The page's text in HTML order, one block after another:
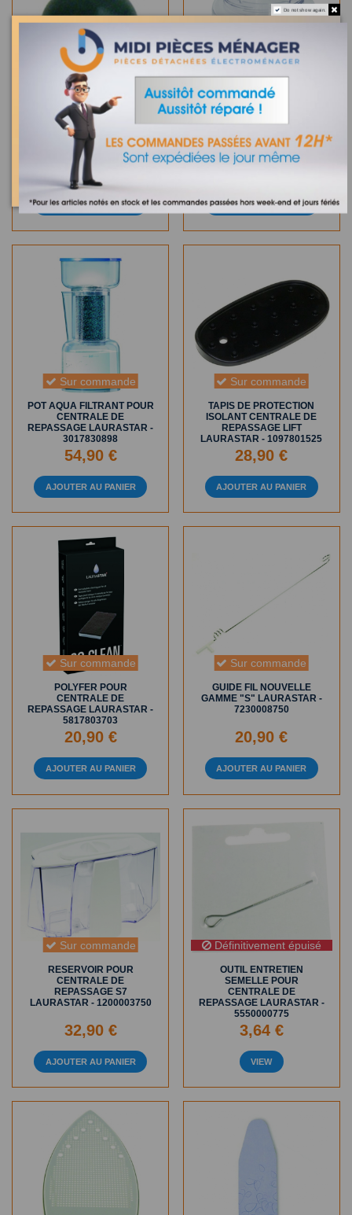
Sur commande
TETON CAOUTCHOUC
POUR CENTRALE DE
REPASSAGE LAURASTAR -
1400001735
0,36 €
AJOUTER AU PANIER
Sur commande
RESERVOIR INFERIEUR
CENTRALE LAURASTAR
STEAMUP - 1810030740
AJOUTER AU PANIER
Sur commande
POT AQUA FILTRANT POUR
CENTRALE DE
REPASSAGE LAURASTAR -
3017830898
54,90 €
AJOUTER AU PANIER
Sur commande
TAPIS DE PROTECTION
ISOLANT CENTRALE DE
REPASSAGE LIFT
LAURASTAR - 1097801525
28,90 €
AJOUTER AU PANIER
Sur commande
POLYFER POUR
CENTRALE DE
REPASSAGE LAURASTAR -
5817803703
20,90 €
AJOUTER AU PANIER
Sur commande
GUIDE FIL NOUVELLE
GAMME "S" LAURASTAR -
7230008750
20,90 €
AJOUTER AU PANIER
Sur commande
RESERVOIR POUR
CENTRALE DE
REPASSAGE S7
LAURASTAR - 1200003750
32,90 €
AJOUTER AU PANIER
Définitivement épuisé
OUTIL ENTRETIEN
SEMELLE POUR
CENTRALE DE
REPASSAGE LAURASTAR -
5550000775
3,64 €
VIEW
Do not show again.